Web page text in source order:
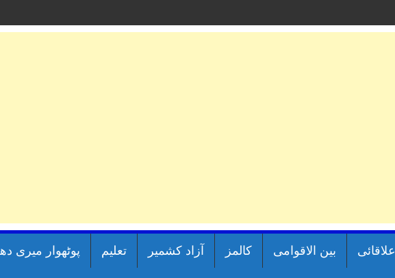
علاقائی بین الاقوامی کالمز آزاد کشمیر تعلیم پوٹھوار میری